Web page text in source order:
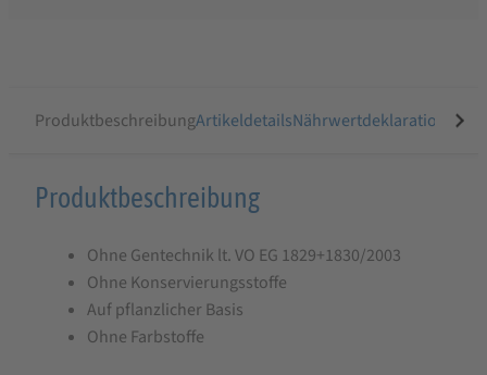
ProduktbeschreibungArtikeldetailsNährwertdeklaration
Produktbeschreibung
Tahedl
Weiße
Schlemmersauce
Produktbeschreibung
Ohne Gentechnik lt. VO EG 1829+1830/2003
Ohne Konservierungsstoffe
Auf pflanzlicher Basis
Ohne Farbstoffe